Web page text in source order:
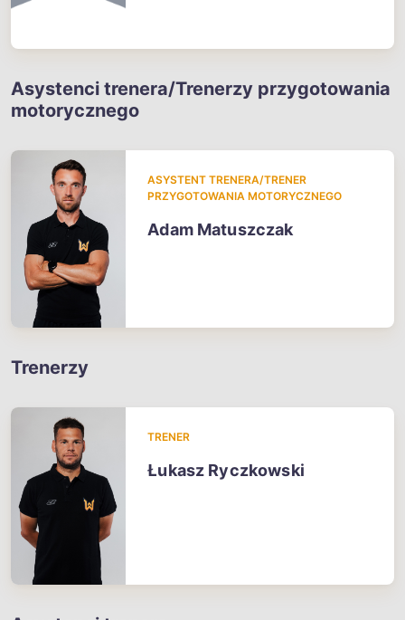
Asystenci trenera/Trenerzy przygotowania
motorycznego
ASYSTENT TRENERA/TRENER
PRZYGOTOWANIA MOTORYCZNEGO
Adam Matuszczak
Trenerzy
TRENER
Łukasz Ryczkowski